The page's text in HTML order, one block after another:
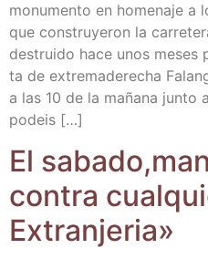
monu­men­to en home­na­je a
que cons­tru­ye­ron la
des­trui­do hace unos
ta de extre­ma­de­re­cha
a las 10 de la maña­na jun­to
podeis […]
El
con­tra
Extranjeria»